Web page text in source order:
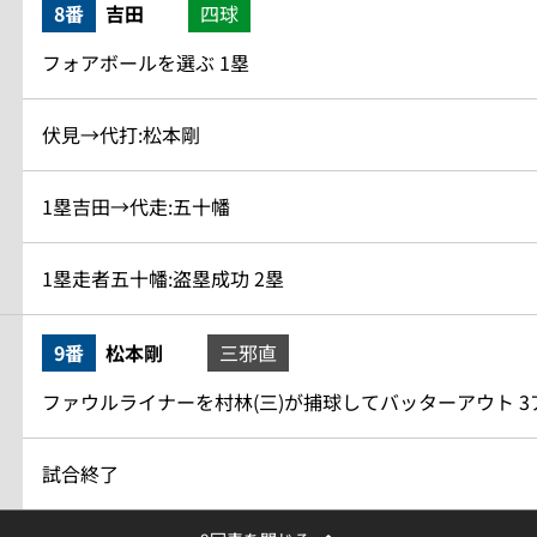
8番 吉田
四球
フォアボールを選ぶ 1塁
伏見→代打:松本剛
1塁吉田→代走:五十幡
1塁走者五十幡:盗塁成功 2塁
9番 松本剛
三邪直
ファウルライナーを村林(三)が捕球してバッターアウト
試合終了